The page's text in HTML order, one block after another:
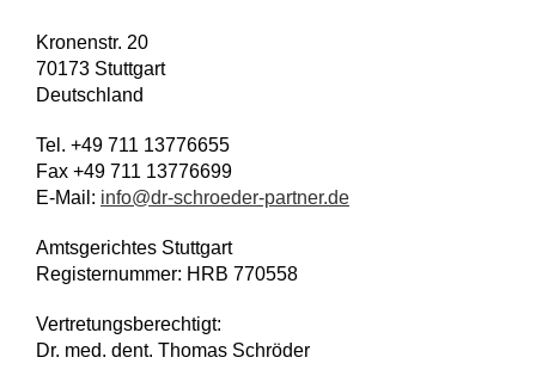
Kronenstr. 20
70173 Stuttgart
Deutschland
Tel. +49 711 13776655
Fax +49 711 13776699
E-Mail: info@dr-schroeder-partner.de
Amtsgerichtes Stuttgart
Registernummer: HRB 770558
Vertretungsberechtigt:
Dr. med. dent. Thomas Schröder